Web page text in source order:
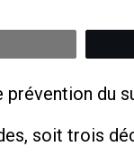
prévention du
soit trois